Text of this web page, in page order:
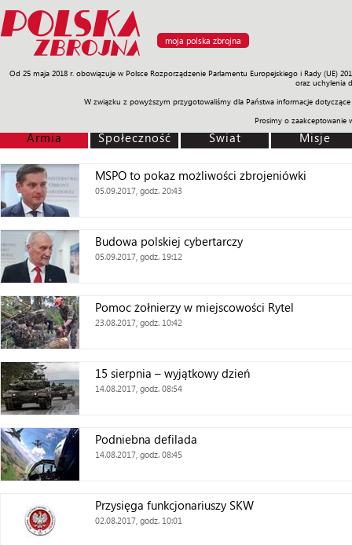
moja polska zbrojna
Od 25 maja 2018 r. obowiązuje w Polsce Rozporządzenie Parlamentu Europejskiego i Rady
oraz uchylenia
W związku z powyższym przygotowaliśmy dla Państwa informacje
Prosimy o
Armia Poligon Sprzęt Misje Polityka Prawo Świat
Armia Społeczność Świat Misje
MSPO to pokaz możliwości zbrojeniówki
05.09.2017, godz. 20:43
Budowa polskiej cybertarczy
05.09.2017, godz. 19:12
Pomoc żołnierzy w miejscowości Rytel
23.08.2017, godz. 10:42
15 sierpnia – wyjątkowy dzień
14.08.2017, godz. 08:54
Podniebna defilada
14.08.2017, godz. 08:45
Przysięga funkcjonariuszy SKW
02.08.2017, godz. 10:01